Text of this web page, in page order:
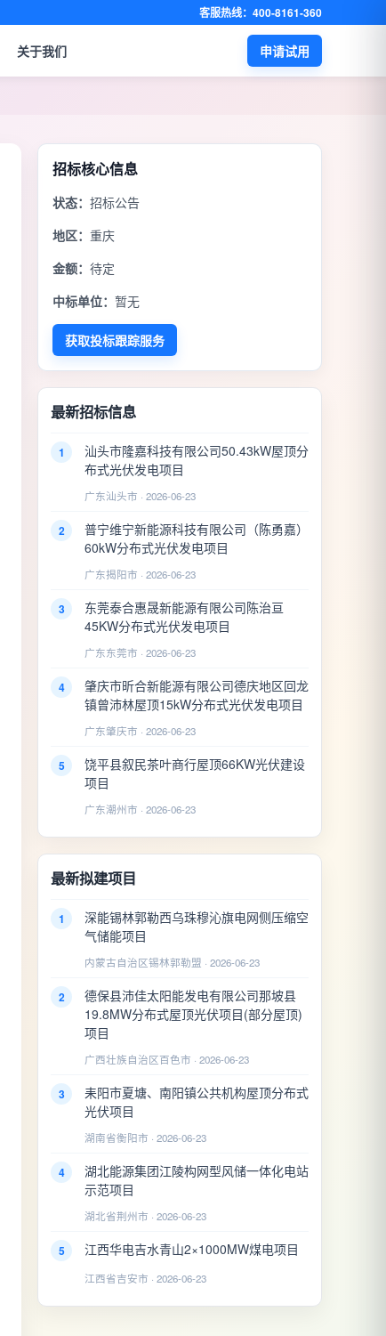
客服热线：400-8161-360
关于我们 申请试用
招标核心信息
状态： 招标公告
地区： 重庆
金额： 待定
中标单位： 暂无
获取投标跟踪服务
最新招标信息
1
汕头市隆嘉科技有限公司50.43kW屋顶分
布式光伏发电项目
广东汕头市 · 2026-06-23
2
普宁维宁新能源科技有限公司（陈勇嘉）
60kW分布式光伏发电项目
广东揭阳市 · 2026-06-23
3
东莞泰合惠晟新能源有限公司陈治亘
45KW分布式光伏发电项目
广东东莞市 · 2026-06-23
4
肇庆市昕合新能源有限公司德庆地区回龙
镇曾沛林屋顶15kW分布式光伏发电项目
广东肇庆市 · 2026-06-23
5
饶平县叙民茶叶商行屋顶66KW光伏建设
项目
广东潮州市 · 2026-06-23
最新拟建项目
1
深能锡林郭勒西乌珠穆沁旗电网侧压缩空
气储能项目
内蒙古自治区锡林郭勒盟 · 2026-06-23
2
德保县沛佳太阳能发电有限公司那坡县
19.8MW分布式屋顶光伏项目(部分屋顶)
项目
广西壮族自治区百色市 · 2026-06-23
3
耒阳市夏塘、南阳镇公共机构屋顶分布式
光伏项目
湖南省衡阳市 · 2026-06-23
4
湖北能源集团江陵构网型风储一体化电站
示范项目
湖北省荆州市 · 2026-06-23
5 江西华电吉水青山2×1000MW煤电项目
江西省吉安市 · 2026-06-23